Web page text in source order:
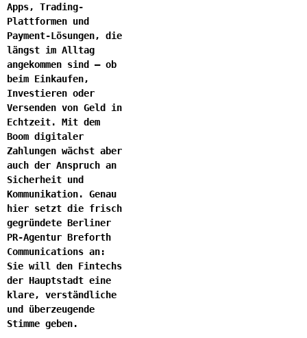
Apps, Trading-
Plattformen und
Payment-Lösungen, die
längst im Alltag
angekommen sind – ob
beim Einkaufen,
Investieren oder
Versenden von Geld in
Echtzeit. Mit dem
Boom digitaler
Zahlungen wächst aber
auch der Anspruch an
Sicherheit und
Kommunikation. Genau
hier setzt die frisch
gegründete Berliner
PR-Agentur Breforth
Communications an:
Sie will den Fintechs
der Hauptstadt eine
klare, verständliche
und überzeugende
Stimme geben.